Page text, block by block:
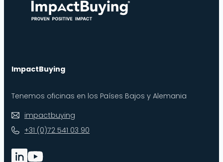
ImpactBuying
Tenemos oficinas en los Países Bajos y Alemania
impactbuying
+31 (0)72 541 03 90